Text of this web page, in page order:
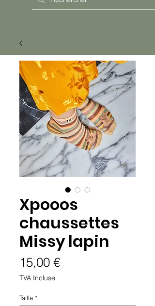
Xpooos
chaussettes
Missy lapin
15,00 €Prix
TVA Incluse
Taille *